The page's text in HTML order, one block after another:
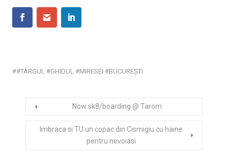
#TÂRGUL #GHIDUL #MIRESEI #BUCUREȘTI
Now sk8/boarding @ Tarom
Imbraca si TU un copac din Cismigiu cu haine
pentru nevoiasi